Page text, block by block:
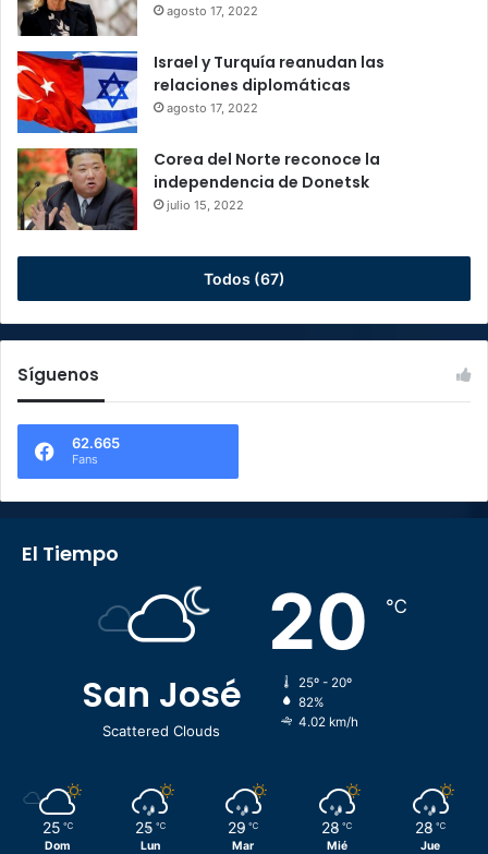
agosto 17, 2022
Israel y Turquía reanudan las
relaciones diplomáticas
agosto 17, 2022
Corea del Norte reconoce la
independencia de Donetsk
julio 15, 2022
Todos (67)
Síguenos
62.665
Fans
El Tiempo
San José
Scattered Clouds
20 ℃
25º - 20º
82%
4.02 km/h
25 ℃
Dom
25 ℃
Lun
29 ℃
Mar
28 ℃
Mié
28 ℃
Jue